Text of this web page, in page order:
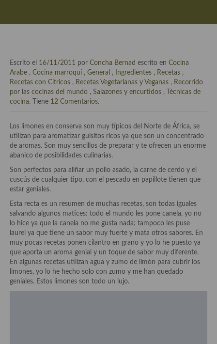
Tiendas especiales
En la mesa: menaje, vajilla, técnicas de emplatado, decoración
Historia de la gastronomía, platos celebres, cocineros, críticos,
historias culinarias y otras cosas
Origen y evolución de la comida
Protocolo y buenas maneras.
Viajes eno-gastro-turísticos
En El Candelero
Las opiniones de la «Cocinera»
Prensa
Escrito el 16/11/2011 por Concha Bernad escrito en Cocina
Arabe , Cocina marroquí , General , Ingredientes , Recetas ,
Recetas con Citricos , Recetas Vegetarianas y Veganas , Recorrido
por las cocinas del mundo , Salazones y encurtidos ,
Técnicas de
cocina. Tiene 12 Comentarios.
Los limones en conserva son muy típicos del Norte de África, se
utilizan para aromatizar guisitos ricos ya que son un concentrado
de aromas. Son muy sencillos de preparar y te ofrecen un enorme
abanico de posibilidades culinarias.
Son perfectos para aliñar un pollo asado, la carne de cerdo y el
cuscús de cualquier tipo, con el pescado en papillote tienen que
estar geniales.
Esta recta es un resumen de muchas recetas, son todas iguales
salvando algunos matices: todo el mundo les pone canela, yo no
lo hice ya que la canela no me gusta nada; tampoco les puse
laurel ya que tiene un sabor muy fuerte y mata otros sabores. En
muy pocas recetas ponen cilantro en grano y yo lo he puesto ya
que aporta un aroma genial y un toque de sabor muy diferente.
En algunas recetas utilizan agua y zumo de limón para cubrir los
limones, yo lo he hecho solo con zumo y me han quedado
geniales. Estos limones son todo un lujo.